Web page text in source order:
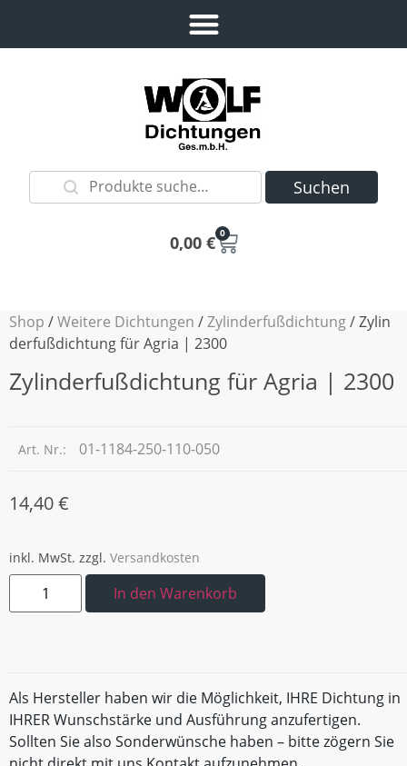
Suchen
0,00 € 0
Shop /Weitere Dichtungen /Zylinderfußdichtung/ Zylin
derfußdichtung für Agria | 2300
Zylinderfußdichtung für Agria | 2300
Art. Nr.: 01-1184-250-110-050
14,40€
inkl. MwSt. zzgl. Versandkosten
In den Warenkorb
Als Hersteller haben wir die Möglichkeit, IHRE Dichtung in
IHRER Wunschstärke und Ausführung anzufertigen.
Sollten Sie also Sonderwünsche haben – bitte zögern Sie